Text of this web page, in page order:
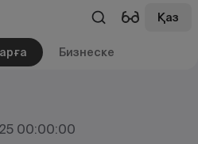
Қаз
Бизнеске
00:00:00